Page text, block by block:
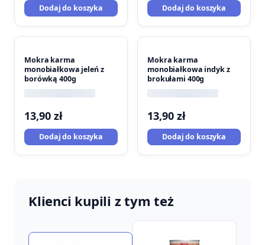
Dodaj do koszyka Dodaj do koszyka
Mokra karma
monobiałkowa jeleń z
borówką 400g
13,90 zł
Dodaj do koszyka
Mokra karma
monobiałkowa indyk z
brokułami 400g
13,90 zł
Dodaj do koszyka
Klienci kupili z tym też